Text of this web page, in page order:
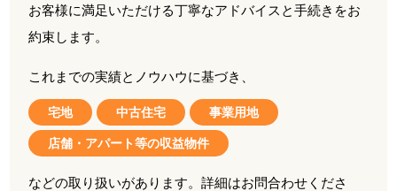
お客様に満足いただける丁寧なアドバイスと手続きをお
約束します。
これまでの実績とノウハウに基づき、
宅地 中古住宅 事業用地
店舗・アパート等の収益物件
などの取り扱いがあります。詳細はお問合わせくださ